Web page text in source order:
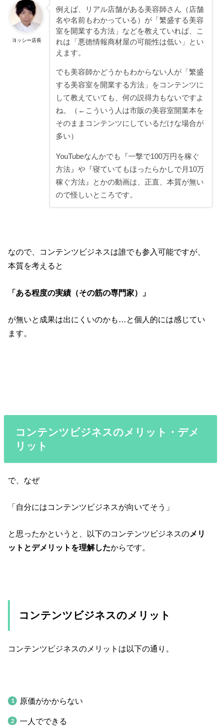
ヨッシー店長
例えば、リアル店舗がある美容師さん（店舗
名や名前もわかっている）が「繁盛する美容
室を開業する方法」などを教えていれば、こ
れは「悪徳情報商材屋の可能性は低い」とい
えます。
でも美容師かどうかもわからない人が「繁盛
する美容室を開業する方法」をコンテンツに
して教えていても、何の説得力もないですよ
ね。（←こういう人は市販の美容室開業本を
そのままコンテンツにしているだけな場合が
多い）
YouTubeなんかでも『一撃で100万円を稼ぐ
方法』や『寝ていてもほったらかしで月10万
稼ぐ方法』とかの動画は、正直、本質が無い
ので怪しいところです。
なので、コンテンツビジネスは誰でも参入可能ですが、
本質を考えると
「ある程度の実績（その筋の専門家）」
が無いと成果は出にくいのかも…と個人的には感じてい
ます。
コンテンツビジネスのメリット・デメ
リット
で、なぜ
「自分にはコンテンツビジネスが向いてそう」
と思ったかというと、以下のコンテンツビジネスのメリ
ットとデメリットを理解したからです。
コンテンツビジネスのメリット
コンテンツビジネスのメリットは以下の通り。
原価がかからない
一人でできる